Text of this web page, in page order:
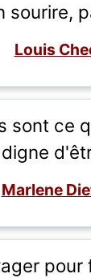
sourire,
Louis
sont ce
Marlene
pour